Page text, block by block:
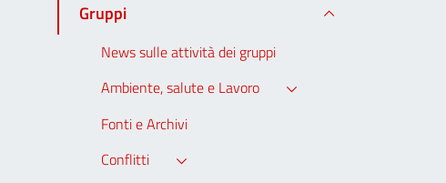
Gruppi
News sulle attività dei gruppi
Ambiente, salute e Lavoro
Fonti e Archivi
Conflitti